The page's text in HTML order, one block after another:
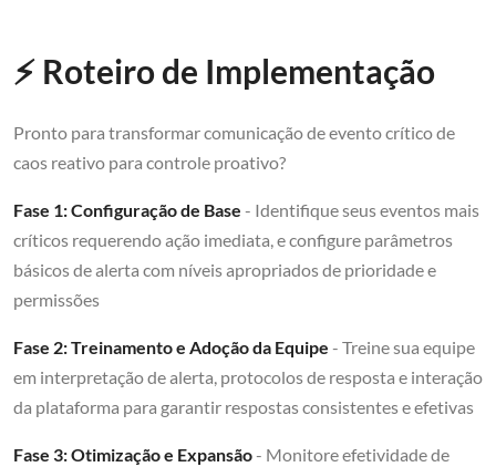
⚡ Roteiro de Implementação
Pronto para transformar comunicação de evento crítico de
caos reativo para controle proativo?
Fase 1: Configuração de Base - Identifique seus eventos mais
críticos requerendo ação imediata, e configure parâmetros
básicos de alerta com níveis apropriados de prioridade e
permissões
Fase 2: Treinamento e Adoção da Equipe - Treine sua equipe
em interpretação de alerta, protocolos de resposta e interação
da plataforma para garantir respostas consistentes e efetivas
Fase 3: Otimização e Expansão- Monitore efetividade de